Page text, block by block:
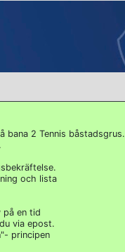
bana 2 Tennis båstadsgrus.
och lista
på en tid
via epost.
principen